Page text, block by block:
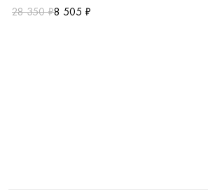
28 350 ₽8 505 ₽